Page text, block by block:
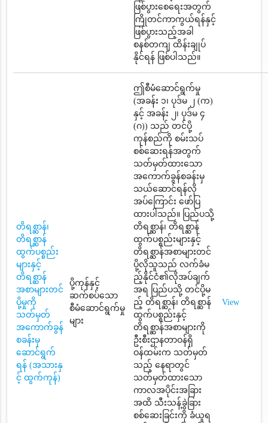
ဖြစ်ပွားစေရေးအတွက်
ကြိုတင်ကာကွယ်ရန်နှင့်
ဖြစ်ပွားသည့်အခါ
စနစ်တကျ ထိန်းချုပ်
နိုင်ရန် ဖြစ်ပါသည်။
တိရစ္ဆာန်၊
တိရစ္ဆာန်
ထွက်ပစ္စည်း
များနှင့်
တိရစ္ဆာန်
အစာများတင်
ပို့မှုကို
သတ်မှတ်
အကောက်ခွန်
စခန်းမှ
ဆောင်ရွက်
ရန် (အသားနှ
င့် ထွက်ကုန်)
ပို့ကုန်နှင့်
ဆက်စပ်သော
စီမံဆောင်ရွက်မှု
များ
ဤစီမံဆောင်ရွက်မှု
(အခန်း ၁၊ ပုဒ်မ ၂ (က)
နှင့် အခန်း ၂၊ ပုဒ်မ ၄
(ဂ)) သည် တင်ပို့
ကုန်စည်ကို စမ်းသပ်
စစ်ဆေးရန်အတွက်
သတ်မှတ်ထားသော
အကောက်ခွန်စခန်းမှ
သယ်ဆောင်ရန်လို
အပ်ကြောင်း ဖော်ပြ
ထားပါသည်။ ပြည်ပသို့
တိရစ္ဆာန်၊ တိရစ္ဆာန်
ထွက်ပစ္စည်းများနှင့်
တိရစ္ဆာန်အစာများတင်
ပို့လိုသူသည် လက်ခံမ
ည့်နိုင်ငံ၏လိုအပ်ချက်
အရ ပြည်ပသို့ တင်ပို့မ
ည့် တိရစ္ဆာန်၊ တိရစ္ဆာန်
ထွက်ပစ္စည်းနှင့်
တိရစ္ဆာန်အစာများကို
ဦးစီးဌာနတာဝန်ရှိ
ဝန်ထမ်းက သတ်မှတ်
သည့် နေရာတွင်
သတ်မှတ်ထားသော
ကာလအပိုင်းအခြား
အထိ သီးသန့်ခွဲခြား
စစ်ဆေးခြင်းကို ခံယူရ
View